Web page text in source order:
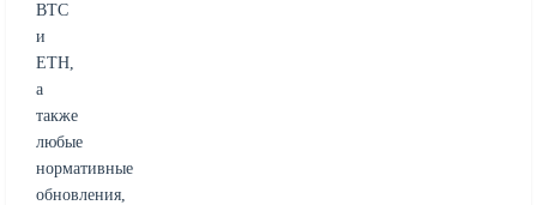
BTC
и
ETH,
а
также
любые
нормативные
обновления,